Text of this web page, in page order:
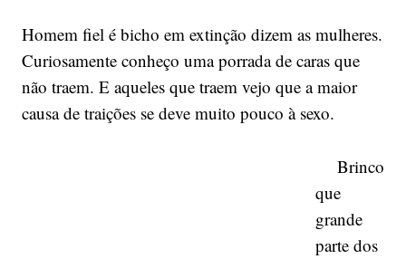
Homem fiel é bicho em extinção dizem as mulheres.
Curiosamente conheço uma porrada de caras que
não traem. E aqueles que traem vejo que a maior
causa de traições se deve muito pouco à sexo.
Brinco
que
grande
parte dos